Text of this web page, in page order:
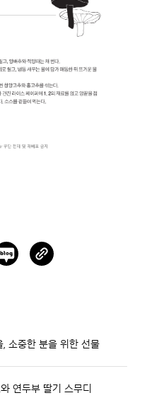
소중한 분을 위한 선물
연두부 딸기 스무디